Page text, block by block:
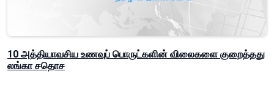
10 அத்தியாவசிய உணவுப் பொருட்களின் விலைகளை குறைத்தது
லங்கா சதொச